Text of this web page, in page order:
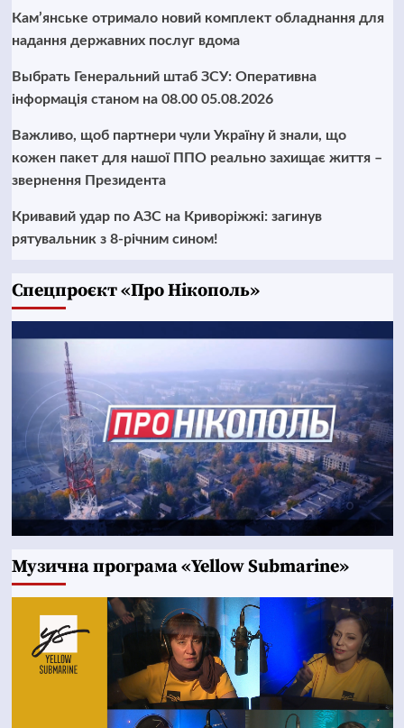
Кам’янське отримало новий комплект обладнання для
надання державних послуг вдома
Выбрать Генеральний штаб ЗСУ: Оперативна
інформація станом на 08.00 05.08.2026
Важливо, щоб партнери чули Україну й знали, що
кожен пакет для нашої ППО реально захищає життя –
звернення Президента
Кривавий удар по АЗС на Криворіжжі: загинув
рятувальник з 8-річним сином!
Cпецпроєкт «Про Нікополь»
Музична програма «Yellow Submarine»